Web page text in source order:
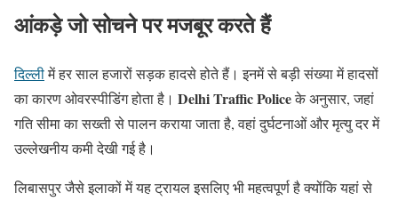
आंकड़े जो सोचने पर मजबूर करते हैं
दिल्लीमें हर साल हजारों सड़क हादसे होते हैं। इनमें से बड़ी संख्या में हादसों
का कारण ओवरस्पीडिंग होता है। Delhi Traffic Policeके अनुसार, जहां
गति सीमा का सख्ती से पालन कराया जाता है, वहां दुर्घटनाओं और मृत्यु दर में
उल्लेखनीय कमी देखी गई है।
लिबासपुर जैसे इलाकों में यह ट्रायल इसलिए भी महत्वपूर्ण है क्योंकि यहां से